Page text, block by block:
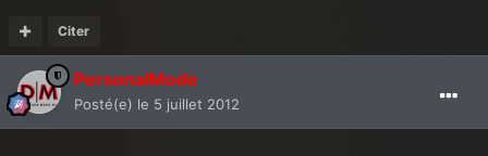
Citer
PersonalMode
Posté(e) le 5 juillet 2012